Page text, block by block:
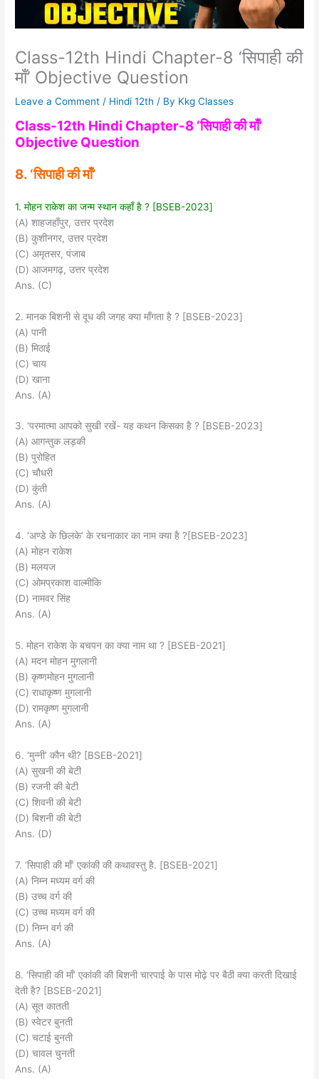
Class-12th Hindi Chapter-8 ‘सिपाही की
माँ’ Objective Question
Leave a Comment / Hindi 12th / By Kkg Classes
Class-12th Hindi Chapter-8 ‘सिपाही की माँ’
Objective Question
8. ‘सिपाही की माँ’
1. मोहन राकेश का जन्म स्थान कहाँ है ? [BSEB-2023]
(A) शाहजहाँपुर, उत्तर प्रदेश
(B) कुशीनगर, उत्तर प्रदेश
(C) अमृतसर, पंजाब
(D) आजमगढ़, उत्तर प्रदेश
Ans. (C)
2. मानक बिशनी से दूध की जगह क्या माँगता है ? [BSEB-2023]
(A) पानी
(B) मिठाई
(C) चाय
(D) खाना
Ans. (A)
3. ‘परमात्मा आपको सुखी रखें- यह कथन किसका है ? [BSEB-2023]
(A) आगन्तुक लड़की
(B) पुरोहित
(C) चौधरी
(D) कुंती
Ans. (A)
4. ‘अण्डे के छिलके’ के रचनाकार का नाम क्या है ?[BSEB-2023]
(A) मोहन राकेश
(B) मलयज
(C) ओमप्रकाश वाल्मीकि
(D) नामवर सिंह
Ans. (A)
5. मोहन राकेश के बचपन का क्या नाम था ? [BSEB-2021]
(A) मदन मोहन मुगलानी
(B) कृष्णमोहन मुगलानी
(C) राधाकृष्ण मुगलानी
(D) रामकृष्ण मुगलानी
Ans. (A)
6. ‘मुन्नी’ कौन थी? [BSEB-2021]
(A) सुखनी की बेटी
(B) रजनी की बेटी
(C) शिवनी की बेटी
(D) बिशनी की बेटी
Ans. (D)
7. ‘सिपाही की माँ’ एकांकी की कथावस्तु है. [BSEB-2021]
(A) निम्न मध्यम वर्ग की
(B) उच्च वर्ग की
(C) उच्च मध्यम वर्ग की
(D) निम्न वर्ग की
Ans. (A)
8. ‘सिपाही की माँ’ एकांकी की बिशनी चारपाई के पास मोढ़े पर बैठी क्या करती दिखाई
देती है? [BSEB-2021]
(A) सूत कातती
(B) स्वेटर बुनती
(C) चटाई बुनती
(D) चावल चुनती
Ans. (A)